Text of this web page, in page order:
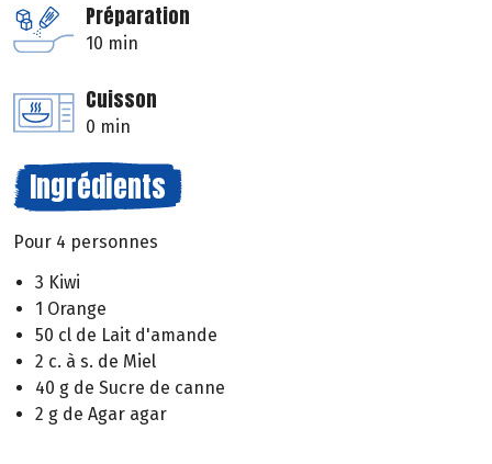
Préparation
10 min
Cuisson
0 min
Ingrédients
Pour 4 personnes
3 Kiwi
1 Orange
50 cl de Lait d'amande
2 c. à s. de Miel
40 g de Sucre de canne
2 g de Agar agar